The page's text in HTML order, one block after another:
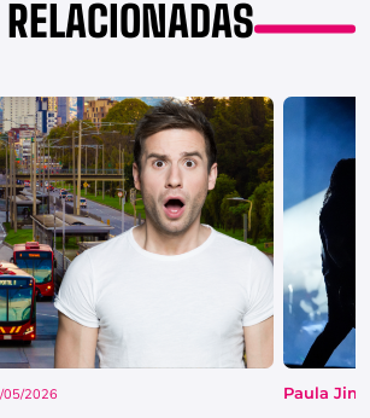
05/2026 Paula